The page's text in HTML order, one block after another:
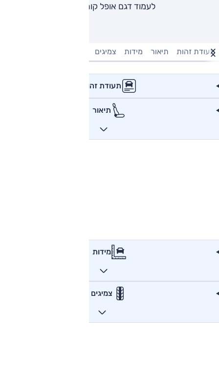
לעמוד דגם אופל קורסה
תעודת זהות תיאור מידות צמיגים
תעודת זהות
תיאור
מידות
צמיגים